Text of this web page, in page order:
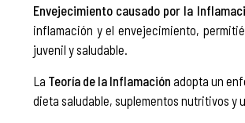
Envejecimiento causado por la
inflamación y el envejecimiento,
juvenil y saludable.
La Teoría de la Inflamación adopta un
dieta saludable, suplementos nutritivos y